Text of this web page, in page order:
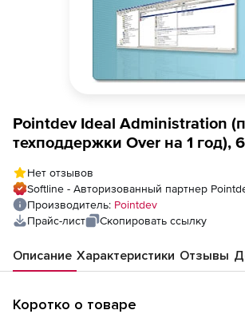
Pointdev Ideal Administration
техподдержки Over на 1 год),
Нет отзывов
Softline - Авторизованный партнер
Производитель: Pointdev
Прайс-лист
Скопировать ссылку
Описание Характеристики Отзывы
Коротко о товаре